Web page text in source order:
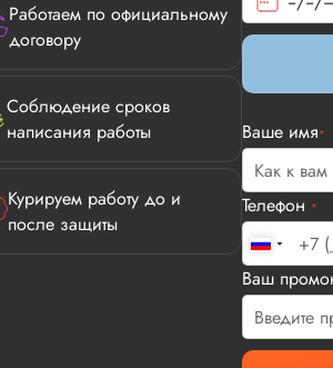
Работаем по официальному
договору
Соблюдение сроков
написания работы
Курируем работу до и
после защиты
Ваше имя*
Телефон *
Ваш